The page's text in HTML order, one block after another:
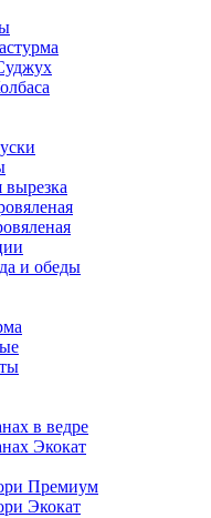
и обеды
в ведре
Экокат
Премиум
Экокат